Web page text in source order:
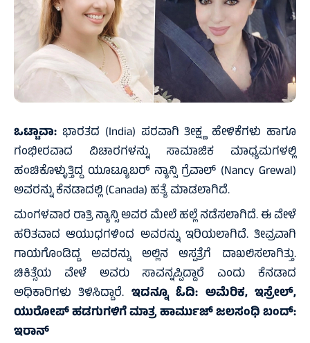
ಒಟ್ಟಾವಾ: ಭಾರತದ (India) ಪರವಾಗಿ ತೀಕ್ಷ್ಣ ಹೇಳಿಕೆಗಳು ಹಾಗೂ
ಗಂಭೀರವಾದ ವಿಚಾರಗಳನ್ನು ಸಾಮಾಜಿಕ ಮಾಧ್ಯಮಗಳಲ್ಲಿ
ಹಂಚಿಕೊಳ್ಳುತ್ತಿದ್ದ ಯೂಟ್ಯೂಬರ್​ ನ್ಯಾನ್ಸಿ ಗ್ರೆವಾಲ್​ (Nancy Grewal)
ಅವರನ್ನು ಕೆನಡಾದಲ್ಲಿ (Canada) ಹತ್ಯೆ ಮಾಡಲಾಗಿದೆ.
ಮಂಗಳವಾರ ರಾತ್ರಿ ನ್ಯಾನ್ಸಿ ಅವರ ಮೇಲೆ ಹಲ್ಲೆ ನಡೆಸಲಾಗಿದೆ. ಈ ವೇಳೆ
ಹರಿತವಾದ ಆಯುಧಗಳಿಂದ ಅವರನ್ನು ಇರಿಯಲಾಗಿದೆ. ತೀವ್ರವಾಗಿ
ಗಾಯಗೊಂಡಿದ್ದ ಅವರನ್ನು ಅಲ್ಲಿನ ಆಸ್ಪತ್ರೆಗೆ ದಾಖಲಿಸಲಾಗಿತ್ತು.
ಚಿಕಿತ್ಸೆಯ ವೇಳೆ ಅವರು ಸಾವನ್ನಪ್ಪಿದ್ದಾರೆ ಎಂದು ಕೆನಡಾದ
ಅಧಿಕಾರಿಗಳು ತಿಳಿಸಿದ್ದಾರೆ. ಇದನ್ನೂ ಓದಿ: ಅಮೆರಿಕ, ಇಸ್ರೇಲ್‌,
ಯುರೋಪ್‌ ಹಡಗುಗಳಿಗೆ ಮಾತ್ರ ಹಾರ್ಮುಜ್ ಜಲಸಂಧಿ ಬಂದ್‌:
ಇರಾನ್‌